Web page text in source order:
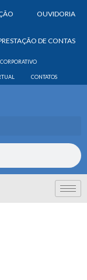
OUVIDORIA
DE CONTAS
CONTATOS